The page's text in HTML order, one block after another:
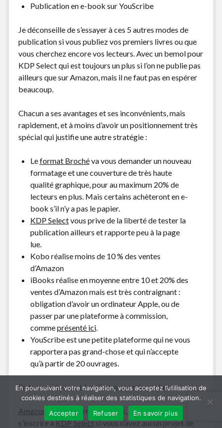
Publication en e-book sur YouScribe
Je déconseille de s’essayer à ces 5 autres modes de
publication si vous publiez vos premiers livres ou que
vous cherchez encore vos lecteurs. Avec un bemol pour
KDP Select qui est toujours un plus si l’on ne publie pas
ailleurs que sur Amazon, mais il ne faut pas en espérer
beaucoup.
Chacun a ses avantages et ses inconvénients, mais
rapidement, et à moins d’avoir un positionnement très
spécial qui justifie une autre stratégie :
Leformat Brochéva vous demander un nouveau
formatage et une couverture de très haute
qualité graphique, pour au maximum 20% de
lecteurs en plus. Mais certains achèteront en e-
book s’il n’y a pas le papier.
KDP Selectvous prive de la liberté de tester la
publication ailleurs et rapporte peu à la page
lue.
Kobo réalise moins de 10 % des ventes
d’Amazon
iBooks réalise en moyenne entre 10 et 20% des
ventes d’Amazon mais est très contraignant :
obligation d’avoir un ordinateur Apple, ou de
passer par une plateforme à commission,
commeprésenté ici.
YouScribe est une petite plateforme qui ne vous
rapportera pas grand-chose et qui n’accepte
qu’à partir de 20 ouvrages.
En termes de canal, les choses sont donc claires :
Amazon KDPau format e-book, et pourquoi pas
s’inscrire àKDP Selectsi vous n’avez aucun projet de
En poursuivant votre navigation, vous acceptez l’utilisation de
cookies destinés à réaliser des statistiques de navigation.
Accepter
Refuser En savoir plus